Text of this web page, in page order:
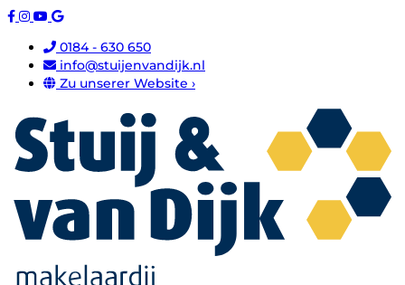
0184 - 630 650
info@stuijenvandijk.nl
Zu unserer Website ›